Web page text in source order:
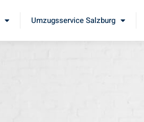
Umzugsservice Salzburg